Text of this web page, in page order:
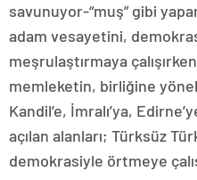
savunuyor-“muş” gibi
adam vesayetini,
meşrulaştırmaya
memleketin, birliğine
Kandil’e, İmralı’ya,
açılan alanları; Türksüz
demokrasiyle örtmeye